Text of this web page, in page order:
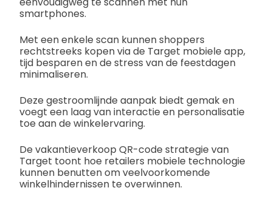
smartphones.
Met een enkele scan kunnen shoppers
rechtstreeks kopen via de Target mobiele app,
tijd besparen en de stress van de feestdagen
minimaliseren.
Deze gestroomlijnde aanpak biedt gemak en
voegt een laag van interactie en personalisatie
toe aan de winkelervaring.
De vakantieverkoop QR-code strategie van
Target toont hoe retailers mobiele technologie
kunnen benutten om veelvoorkomende
winkelhindernissen te overwinnen.